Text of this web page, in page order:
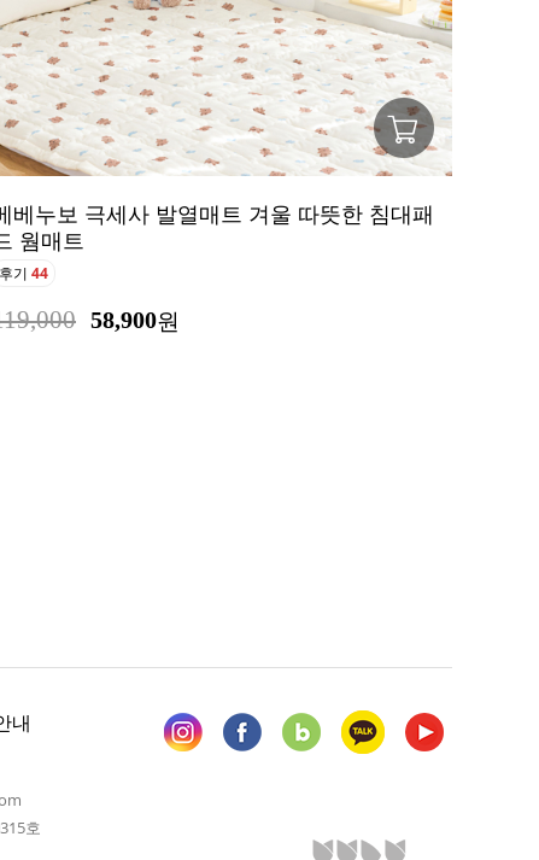
베누보 극세사 발열매트 겨울 따뜻한 침대패
웜매트
후기 44
58,900원
내
호